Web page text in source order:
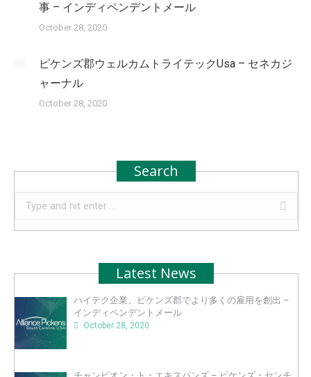
事 – インディペンデントメール
October 28, 2020
ピケンズ郡ウェルカムトライテックUsa – セネカジ
ャーナル
October 28, 2020
Search
Search:
Latest News
ハイテク企業、ピケンズ郡でより多くの雇用を創出 –
インディペンデントメール
October 28, 2020